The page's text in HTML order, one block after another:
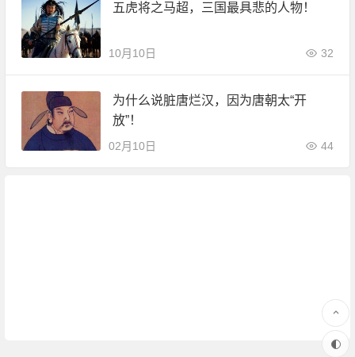
五虎将之马超，三国最具悲的人物！
10月10日 32
为什么说脏唐烂汉，因为唐朝太“开
放”！
02月10日 44